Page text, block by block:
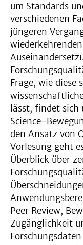
um Standards
verschiedenen
jüngeren
Frage, wie diese
lässt, findet
Science-
den Ansatz von
Vorlesung geht
Überblick über
Peer Review,
Zugänglichkeit